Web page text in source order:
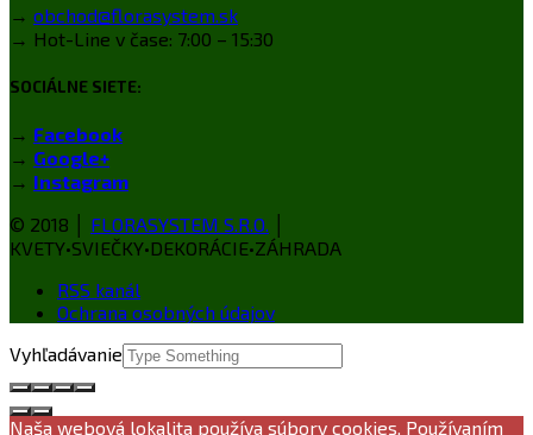
→ obchod@florasystem.sk
→ Hot-Line v čase: 7:00 – 15:30
SOCIÁLNE SIETE:
→ Facebook
→ Google+
→ Instagram
© 2018 │ FLORASYSTEM S.R.O.
KVETY•SVIEČKY•DEKORÁCIE•ZÁHRADA
RSS kanál
Ochrana osobných údajov
Vyhľadávanie
Naša webová lokalita používa súbory cookies. Používaním